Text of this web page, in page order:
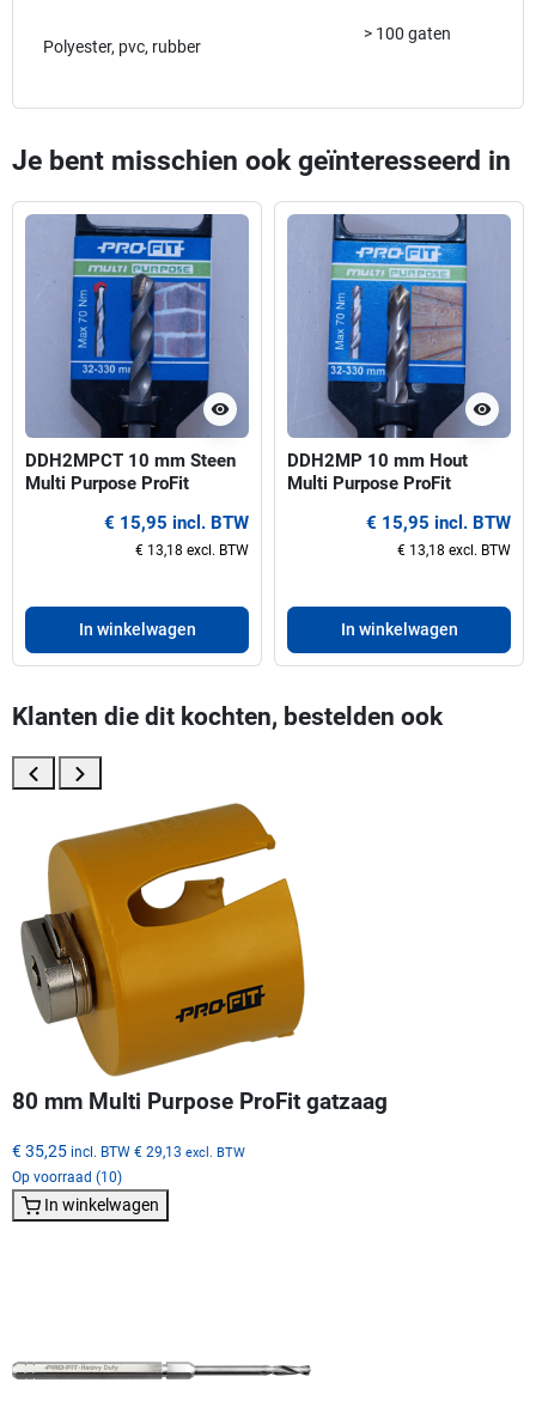
Polyester, pvc, rubber
> 100 gaten
Je bent misschien ook geïnteresseerd in
visibility
DDH2MPCT 10 mm Steen
Multi Purpose ProFit
32-330 mm€ 15,95 incl. BTW
€ 13,18 excl. BTW
In winkelwagen
visibility
DDH2MP 10 mm Hout
Multi Purpose ProFit
32-330 mm€ 15,95 incl. BTW
€ 13,18 excl. BTW
In winkelwagen
Klanten die dit kochten, bestelden ook
80 mm Multi Purpose ProFit gatzaag
€ 35,25 incl. BTW € 29,13 excl. BTW
Op voorraad (10)
In winkelwagen